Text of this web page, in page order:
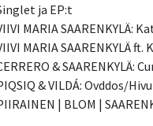
ja EP:t
MARIA SAARENKYLÄ:
MARIA SAARENKYLÄ
& SAARENKYLÄ:
& VILDÁ: Ovddos/
| BLOM |